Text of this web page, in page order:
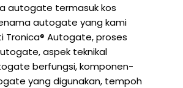
autogate termasuk kos
autogate yang kami
Tronica® Autogate, proses
aspek teknikal
berfungsi, komponen-
yang digunakan, tempoh